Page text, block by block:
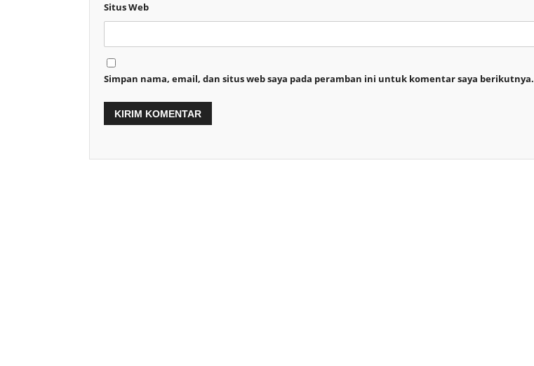
Situs Web
Simpan nama, email, dan situs web saya pada peramban ini untuk komentar saya berikutnya.